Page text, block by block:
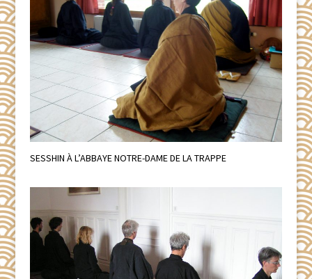
SESSHIN À L’ABBAYE NOTRE-DAME DE LA TRAPPE